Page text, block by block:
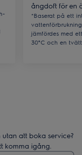
ångdoft för en
*Baserat på ett
jämfördes med
30°C och en
att boka service?
komma igång.